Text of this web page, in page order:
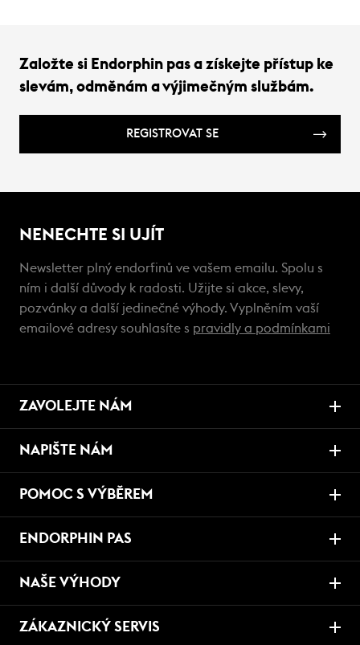
Založte si Endorphin pas a získejte přístup ke
slevám, odměnám a výjimečným službám.
REGISTROVAT SE
NENECHTE SI UJÍT
Newsletter plný endorfinů ve vašem emailu. Spolu s
ním i další důvody k radosti. Užijte si akce, slevy,
pozvánky a další jedinečné výhody. Vyplněním vaší
emailové adresy souhlasíte s pravidly a podmínkami
ZAVOLEJTE NÁM
NAPIŠTE NÁM
POMOC S VÝBĚREM
ENDORPHIN PAS
NAŠE VÝHODY
ZÁKAZNICKÝ SERVIS